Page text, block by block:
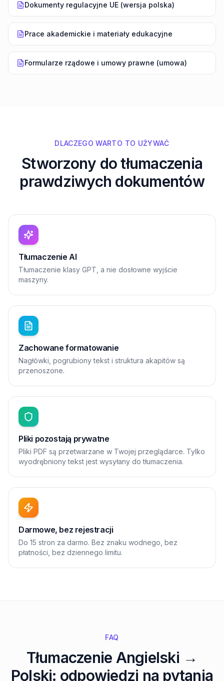
Dokumenty regulacyjne UE (wersja polska)
Prace akademickie i materiały edukacyjne
Formularze rządowe i umowy prawne (umowa)
DLACZEGO WARTO TO UŻYWAĆ
Stworzony do tłumaczenia
prawdziwych dokumentów
Tłumaczenie AI
Tłumaczenie klasy GPT, a nie dosłowne wyjście
maszyny.
Zachowane formatowanie
Nagłówki, pogrubiony tekst i struktura akapitów są
przenoszone.
Pliki pozostają prywatne
Pliki PDF są przetwarzane w Twojej przeglądarce. Tylko
wyodrębniony tekst jest wysyłany do tłumaczenia.
Darmowe, bez rejestracji
Do 15 stron za darmo. Bez znaku wodnego, bez
płatności, bez dziennego limitu.
FAQ
Tłumaczenie Angielski →
Polski: odpowiedzi na pytania